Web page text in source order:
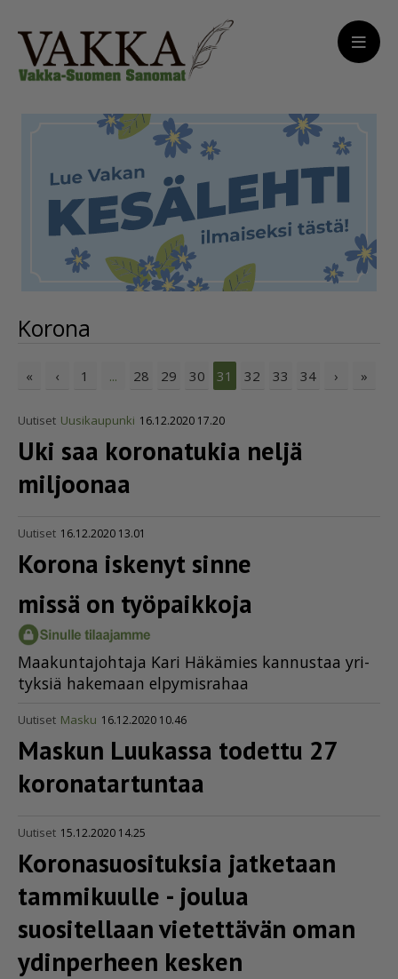
Korona
« ‹ 1 ... 28 29 30 31 32 33 34 › »
Uutiset Uusikaupunki 16.12.2020 17.20
Uki saa koronatukia neljä
miljoonaa
Uutiset 16.12.2020 13.01
Korona iskenyt sinne
missä on työpaikkoja
Maa­kun­ta­joh­ta­ja Kari Hä­kä­mies kan­nus­taa yri­
tyk­siä ha­ke­maan el­py­mis­ra­haa
Uutiset Masku 16.12.2020 10.46
Maskun Luukassa todettu 27
korona­tar­tuntaa
Uutiset 15.12.2020 14.25
Korona­suo­si­tuksia jatketaan
tammikuulle - joulua
suositellaan vietettävän oman
ydinperheen kesken